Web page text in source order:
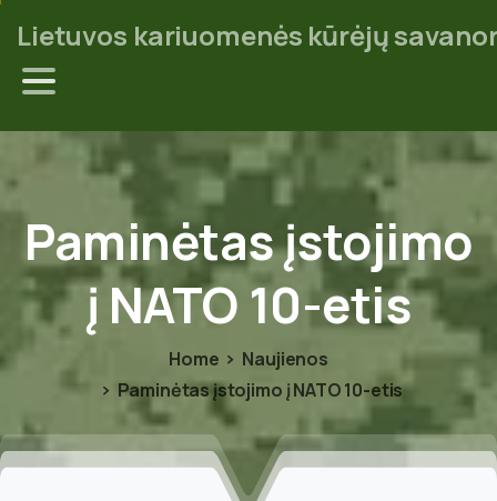
Lietuvos kariuomenės kūrėjų
Paminėtasįstojimo
į NATO 10-etis
Home
Naujienos
Paminėtas įstojimo į NATO 10-etis